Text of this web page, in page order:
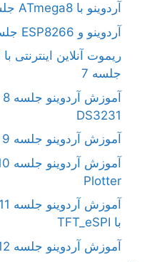
آردوینو با ATmega8 جلسه 5
آردوینو و ESP8266 جلسه 6
جلسه 7
DS3231
آموزش آردوینو جلسه 9 – ماژول LCD I2C
Plotter
با TFT_eSPI
آموزش آردوینو جلسه 12 – اتصال LCD 16×2